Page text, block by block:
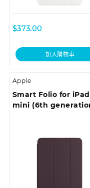
$373.00
加入購物車
Apple
Smart Folio for iPad
mini (6th